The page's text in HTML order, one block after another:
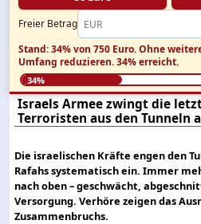
Freier Betrag
Stand: 34% von 750 Euro.Ohne
Umfang reduzieren.34% erreicht.
34%
Israels Armee zwingt die
Terroristen aus den Tunneln
Die israelischen Kräfte engen den
Rafahs systematisch ein. Immer
nach oben – geschwächt,
Versorgung. Verhöre zeigen das
Zusammenbruchs.